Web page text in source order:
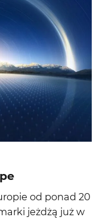
od ponad 20
jeżdżą już w